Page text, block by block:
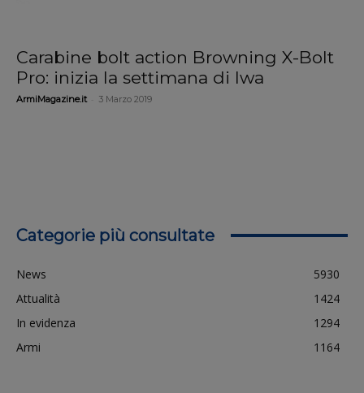
Carabine bolt action Browning X-Bolt
Pro: inizia la settimana di Iwa
ArmiMagazine.it 3 Marzo 2019
Categorie più consultate
News
5930
Attualità
1424
In evidenza
1294
Armi
1164